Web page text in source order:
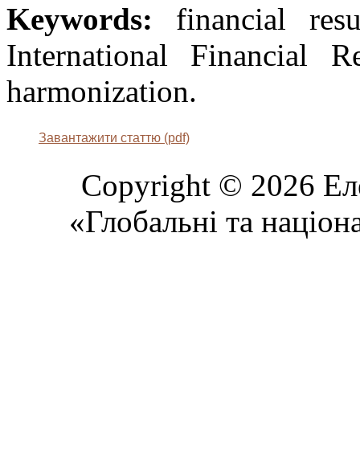
Keywords: financial
International Financial
harmonization.
Завантажити статтю (pdf)
Copyright © 2026
«Глобальні та